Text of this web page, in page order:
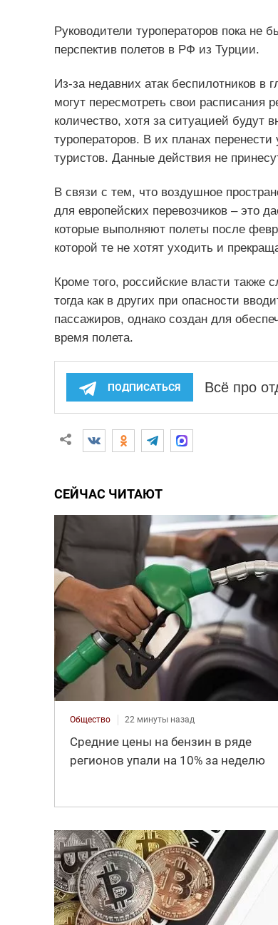
Руководители туроператоров пока не
перспектив полетов в РФ из Турции.
Из-за недавних атак беспилотников в
могут пересмотреть свои расписания
количество, хотя за ситуацией будут
туроператоров. В их планах
туристов. Данные действия не
В связи с тем, что воздушное
для европейских перевозчиков – это
которые выполняют полеты после
которой те не хотят уходить и
Кроме того, российские власти также
тогда как в других при опасности
пассажиров, однако создан для
время полета.
ПОДПИСАТЬСЯ Всё про
СЕЙЧАС ЧИТАЮТ
Общество 22 минуты назад
Средние цены на бензин в ряде
регионов упали на 10% за неделю